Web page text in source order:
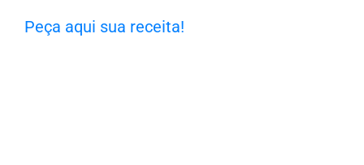
Peça aqui sua receita!